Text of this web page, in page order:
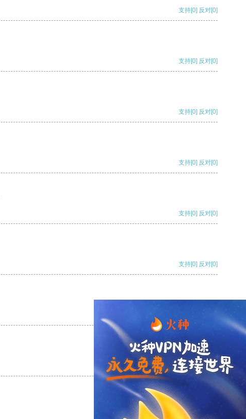
支持[0] 反对[0]
支持[0] 反对[0]
支持[0] 反对[0]
支持[0] 反对[0]
支持[0] 反对[0]
支持[0] 反对[0]
支持 [0] 反对[0]
支持[0] 反对